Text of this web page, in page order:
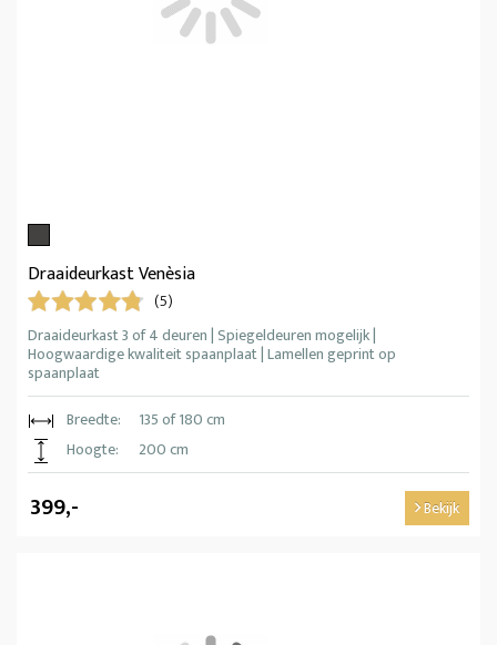
Draaideurkast Venèsia
(5)
Draaideurkast 3 of 4 deuren | Spiegeldeuren mogelijk |
Hoogwaardige kwaliteit spaanplaat | Lamellen geprint op
spaanplaat
Breedte:
135 of 180 cm
Hoogte:
200 cm
399,- Bekijk